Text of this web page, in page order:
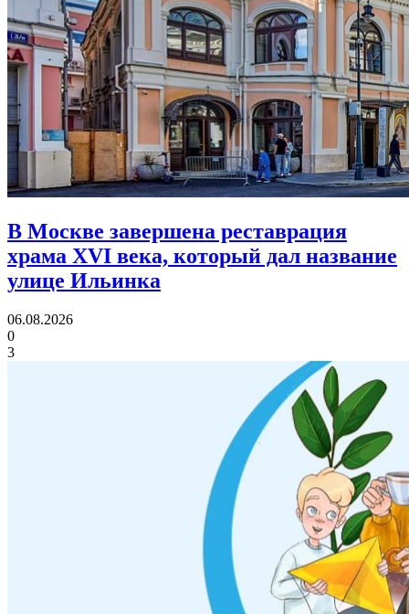
В Москве завершена реставрация
храма XVI века, который дал название
улице Ильинка
06.08.2026
0
3